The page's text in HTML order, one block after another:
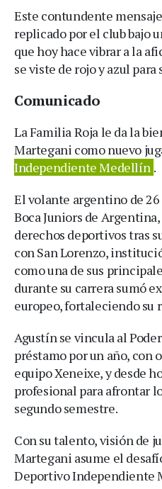
Este contundente
replicado por el club bajo
que hoy hace vibrar a la
se viste de rojo y azul para
Comunicado
La Familia Roja le da la
Martegani como nuevo
Independiente Medellín .
El volante argentino de
Boca Juniors de
derechos deportivos tras
con San Lorenzo,
como una de sus
durante su carrera sumó
europeo, fortaleciendo
Agustín se vincula al
préstamo por un año, con
equipo Xeneixe, y desde
profesional para afrontar
segundo semestre.
Con su talento, visión de
Martegani asume el
Deportivo Independiente